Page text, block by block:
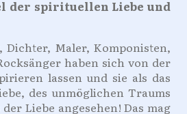
der spirituellen Liebe und
Dichter, Maler, Komponisten,
haben sich von der
lassen und sie als das
des unmöglichen Traums
Liebe angesehen! Das mag